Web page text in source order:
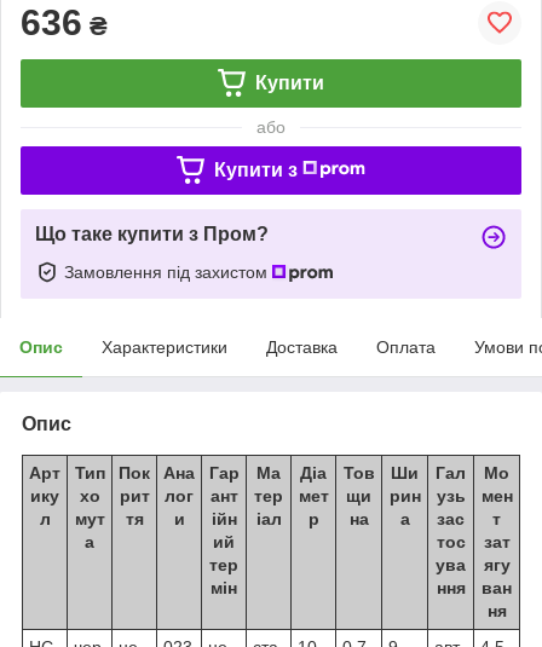
636 ₴
Купити
або
Купити з
Що таке купити з Пром?
Замовлення під захистом
Опис Характеристики Доставка Оплата Умови
Опис
Арт
ику
л
Тип
хо
мут
а
Пок
рит
тя
Ана
лог
и
Гар
ант
ійн
ий
тер
мін
Ма
тер
іал
Діа
мет
р
Тов
щи
на
Ши
рин
а
Гал
узь
зас
тос
ува
ння
Мо
мен
т
зат
ягу
ван
ня